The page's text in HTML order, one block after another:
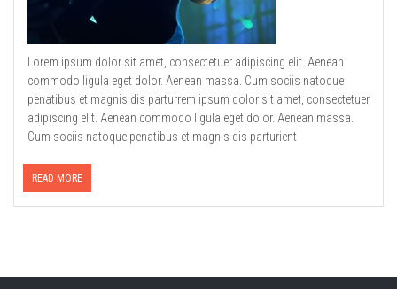
Lorem ipsum dolor sit amet, consectetuer adipiscing elit. Aenean
commodo ligula eget dolor. Aenean massa. Cum sociis natoque
penatibus et magnis dis parturrem ipsum dolor sit amet, consectetuer
adipiscing elit. Aenean commodo ligula eget dolor. Aenean massa.
Cum sociis natoque penatibus et magnis dis parturient
READ MORE